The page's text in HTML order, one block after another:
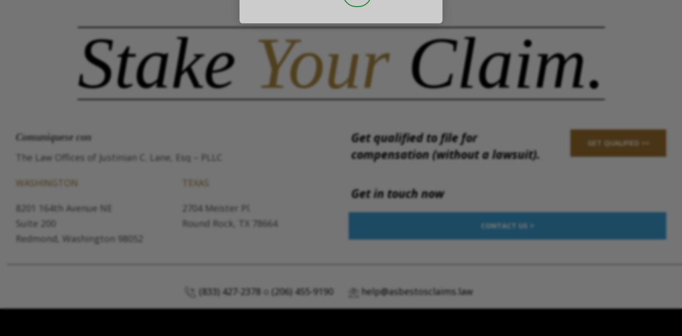
Stake YourClaim.
Comuníquese con
The Law Offices of Justinian C. Lane, Esq – PLLC
WASHINGTON
8201 164th Avenue NE
Suite 200
Redmond, Washington 98052
TEXAS
2704 Meister Pl.
Round Rock, TX 78664
Get qualified to file for
compensation (without a lawsuit).
GET QUALIFIED >>
Get in touch now
CONTACT US >
(833) 427-2378 (206) 455-9190 help@asbestosclaims.law